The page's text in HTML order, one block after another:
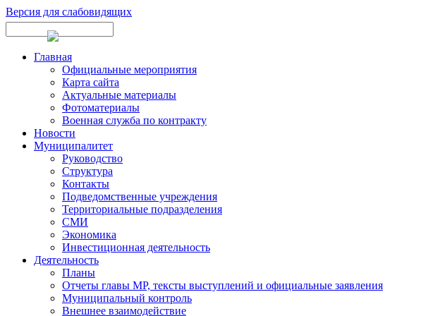
Версия для слабовидящих
Главная
Официальные мероприятия
Карта сайта
Актуальные материалы
Фотоматериалы
Военная служба по контракту
Новости
Муниципалитет
Руководство
Структура
Контакты
Подведомственные учреждения
Территориальные подразделения
СМИ
Экономика
Инвестиционная деятельность
Деятельность
Планы
Отчеты главы МР, тексты выступлений и официальные заявления
Муниципальный контроль
Внешнее взаимодействие